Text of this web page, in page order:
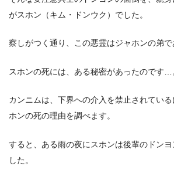
がスホン（キム・ドンウク）でした。
察しがつく通り、この悪霊はジャホンの弟で
スホンの死には、ある秘密があったのです…
カンニムは、下界への介入を禁止されてい
ホンの死の理由を調べます。
すると、ある雨の夜にスホンは後輩のドン
した。